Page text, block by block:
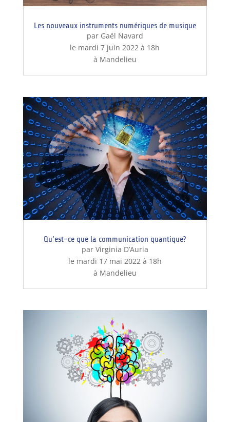
Les nouveaux instruments numériques de musique
par Gaël Navard
le mardi 7 juin 2022 à 18h
à Mandelieu
Qu’est-ce que la communication quantique?
par Virginia D’Auria
le mardi 17 mai 2022 à 18h
à Mandelieu